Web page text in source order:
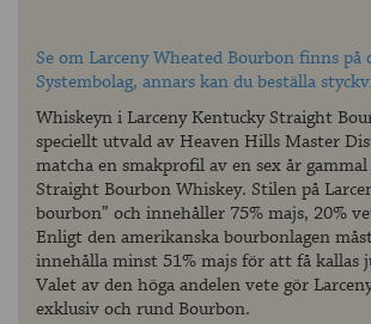
Se om Larceny Wheated Bourbon finns
Systembolag, annars kan du beställa
Whiskeyn i Larceny Kentucky Straight
speciellt utvald av Heaven Hills Master
matcha en smakprofil av en sex år
Straight Bourbon Whiskey. Stilen på
bourbon” och innehåller 75% majs, 20%
Enligt den amerikanska bourbonlagen
innehålla minst 51% majs för att få kallas
Valet av den höga andelen vete gör
exklusiv och rund Bourbon.